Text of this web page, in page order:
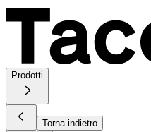
Prodotti
Torna indietro